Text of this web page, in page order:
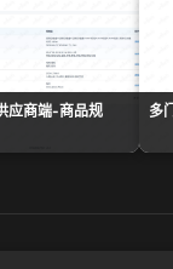
应商端-商品规
多